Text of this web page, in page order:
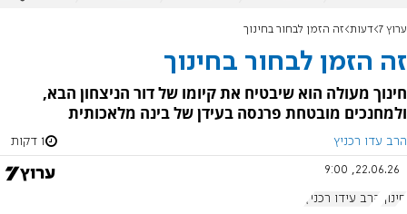
ערוץ 7 דעות זה הזמן לבחור בחינוך
זה הזמן לבחור בחינוך
חינוך מעולה הוא שיבטיח את קיומו של דור הניצחון הבא,
ולמחנכים מובטחת פרנסה בעידן של בינה מלאכותית
הרב עדו רכניץ 1 דקות
22.06.26, 9:00
חינוך הרב עידו רכניץ